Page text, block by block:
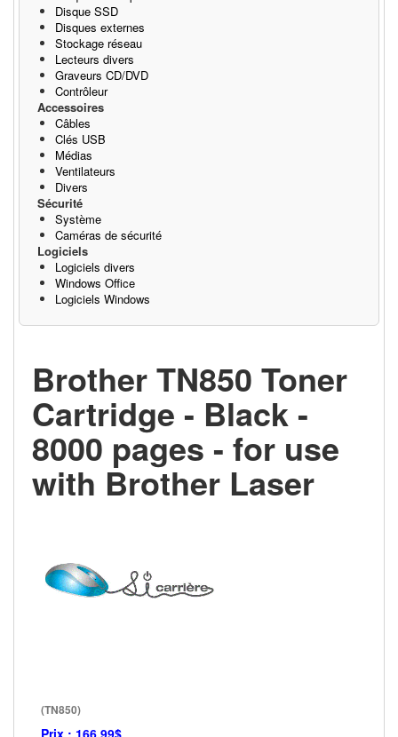
Disque SSD
Disques externes
Stockage réseau
Lecteurs divers
Graveurs CD/DVD
Contrôleur
Accessoires
Câbles
Clés USB
Médias
Ventilateurs
Divers
Sécurité
Système
Caméras de sécurité
Logiciels
Logiciels divers
Windows Office
Logiciels Windows
Brother TN850 Toner
Cartridge - Black -
8000 pages - for use
with Brother Laser
(TN850)
Prix : 166.99$